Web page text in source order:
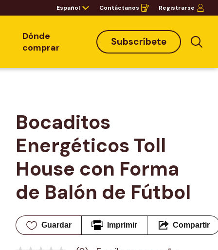
Español Contáctanos
Opens
in
window
Registrarse
Dónde
comprar
Subscríbete
Bocaditos
Energéticos Toll
House con Forma
de Balón de Fútbol
Guardar Imprimir Compartir